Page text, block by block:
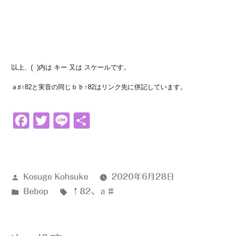
以上、( )内は キー 又は スケールです。
ａ♯↑82と実音の同じｂ♭↑82はリンク先に併記しています。
Facebook
Twitter
Line
投
稿
Kosuge Kohsuke
2020年6月28日
カ
Bebop
タ
↑82、 ａ♯